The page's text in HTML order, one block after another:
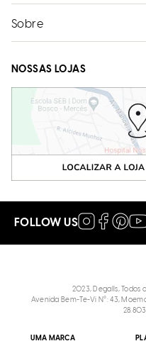
Sobre
NOSSAS LOJAS
FOLLOW US
2023, Degalls, Todos
Avenida Bem-Te-Vi N°: 43,
UMA MARCA